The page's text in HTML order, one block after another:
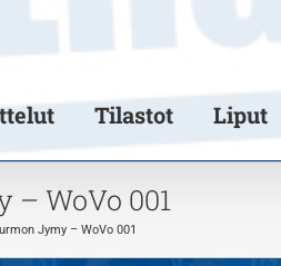
Tilastot Liput
– WoVo 001
Jymy – WoVo 001